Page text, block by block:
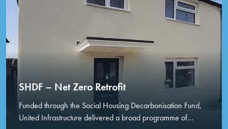
SHDF – Net Zero Retrofit
Funded through the Social Housing Decarbonisation Fund,
United Infrastructure delivered a broad programme of...